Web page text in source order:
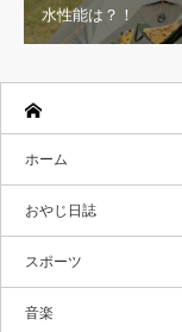
水性能は？！
ホーム
おやじ日誌
スポーツ
音楽